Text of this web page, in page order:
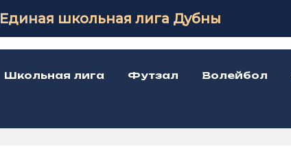
Единая школьная лига Дубны
Школьная лига Футзал Волейбол